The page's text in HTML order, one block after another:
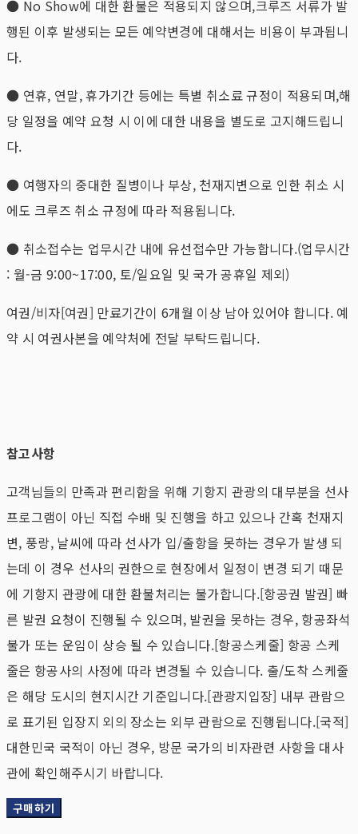
● No Show에 대한 환불은 적용되지 않으며,크루즈 서류가 발
행된 이후 발생되는 모든 예약변경에 대해서는 비용이 부과됩니
다.
● 연휴, 연말, 휴가기간 등에는 특별 취소료 규정이 적용되며,해
당 일정을 예약 요청 시 이에 대한 내용을 별도로 고지해드립니
다.
● 여행자의 중대한 질병이나 부상, 천재지변으로 인한 취소 시
에도 크루즈 취소 규정에 따라 적용됩니다.
● 취소접수는 업무시간 내에 유선접수만 가능합니다.(업무시간
: 월-금 9:00~17:00, 토/일요일 및 국가 공휴일 제외)
여권/비자[여권] 만료기간이 6개월 이상 남아 있어야 합니다. 예
약 시 여권사본을 예약처에 전달 부탁드립니다.
참고사항
고객님들의 만족과 편리함을 위해 기항지 관광의 대부분을 선사
프로그램이 아닌 직접 수배 및 진행을 하고 있으나 간혹 천재지
변, 풍랑, 날씨에 따라 선사가 입/출항을 못하는 경우가 발생 되
는데 이 경우 선사의 권한으로 현장에서 일정이 변경 되기 때문
에 기항지 관광에 대한 환불처리는 불가합니다.[항공권 발권] 빠
른 발권 요청이 진행될 수 있으며, 발권을 못하는 경우, 항공좌석
불가 또는 운임이 상승 될 수 있습니다.[항공스케줄] 항공 스케
줄은 항공사의 사정에 따라 변경될 수 있습니다. 출/도착 스케줄
은 해당 도시의 현지시간 기준입니다.[관광지입장] 내부 관람으
로 표기된 입장지 외의 장소는 외부 관람으로 진행됩니다.[국적]
대한민국 국적이 아닌 경우, 방문 국가의 비자관련 사항을 대사
관에 확인해주시기 바랍니다.
구매하기